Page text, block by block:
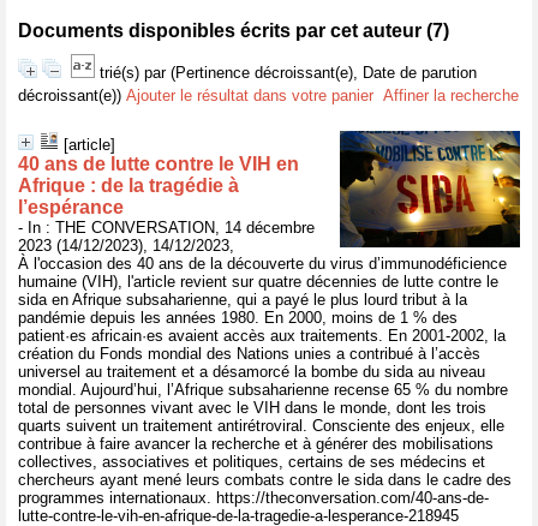
Documents disponibles écrits par cet auteur (7)
trié(s) par (Pertinence décroissant(e), Date de parution
décroissant(e)) Ajouter le résultat dans votre panier Affiner la recherche
[article]
40 ans de lutte contre le VIH en
Afrique : de la tragédie à
l’espérance
- In : THE CONVERSATION, 14 décembre
2023 (14/12/2023), 14/12/2023,
À l'occasion des 40 ans de la découverte du virus d’immunodéficience
humaine (VIH), l'article revient sur quatre décennies de lutte contre le
sida en Afrique subsaharienne, qui a payé le plus lourd tribut à la
pandémie depuis les années 1980. En 2000, moins de 1 % des
patient·es africain·es avaient accès aux traitements. En 2001-2002, la
création du Fonds mondial des Nations unies a contribué à l’accès
universel au traitement et a désamorcé la bombe du sida au niveau
mondial. Aujourd’hui, l’Afrique subsaharienne recense 65 % du nombre
total de personnes vivant avec le VIH dans le monde, dont les trois
quarts suivent un traitement antirétroviral. Consciente des enjeux, elle
contribue à faire avancer la recherche et à générer des mobilisations
collectives, associatives et politiques, certains de ses médecins et
chercheurs ayant mené leurs combats contre le sida dans le cadre des
programmes internationaux. https://theconversation.com/40-ans-de-
lutte-contre-le-vih-en-afrique-de-la-tragedie-a-lesperance-218945